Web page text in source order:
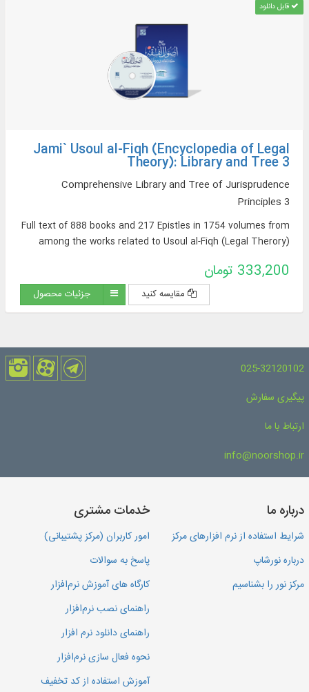
قابل دانلود
Jami` Usoul al-Fiqh (Encyclopedia of Legal
Theory): Library and Tree 3
Comprehensive Library and Tree of Jurisprudence
Principles 3
Full text of 888 books and 217 Epistles in 1754 volumes from
among the works related to Usoul al-Fiqh (Legal Therory)
333,200 تومان
مقایسه کنید جزئیات محصول
025-32120102
پیگیری سفارش
ارتباط با ما
info@noorshop.ir
درباره ما
شرایط استفاده از نرم افزارهای مرکز
درباره نورشاپ
مرکز نور را بشناسیم
خدمات مشتری
امور کاربران (مرکز پشتیبانی)
پاسخ به سوالات
کارگاه های آموزش نرم‌افزار
راهنمای نصب نرم‌افزار
راهنمای دانلود نرم افزار
نحوه فعال سازی نرم‌افزار
آموزش استفاده از کد تخفیف